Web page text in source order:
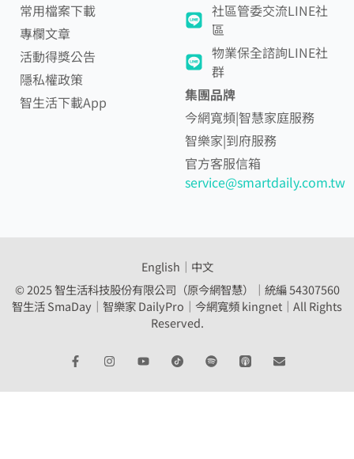
常用檔案下載
專欄文章
活動得獎公告
隱私權政策
智生活下載App
社區管委交流LINE社
區
物業保全諮詢LINE社
群
集團品牌
今網寬頻|智慧家庭服務
智樂家|到府服務
官方客服信箱
service@smartdaily.com.tw
English │ 中文
© 2025 智生活科技股份有限公司（原今網智慧）｜統編 54307560
智生活 SmaDay｜智樂家 DailyPro｜ 今網寬頻 kingnet｜All Rights
Reserved.
F
a
e
I
n
t
Y
o
t
S
p
t
E
n
e